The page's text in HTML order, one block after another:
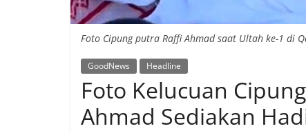
Foto Cipung putra Raffi Ahmad saat Ultah ke-1 di
GoodNews Headline
Foto Kelucuan
Ahmad Sediakan